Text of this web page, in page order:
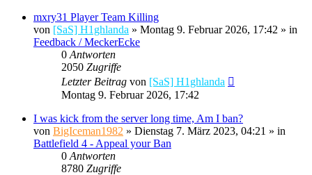
mxry31 Player Team Killing
von [SaS] H1ghlanda » Montag 9. Februar 2026, 17:42 » in
Feedback / MeckerEcke
0 Antworten
2050 Zugriffe
Letzter Beitrag von [SaS] H1ghlanda
Montag 9. Februar 2026, 17:42
I was kick from the server long time, Am I ban?
von BigIceman1982 » Dienstag 7. März 2023, 04:21 » in
Battlefield 4 - Appeal your Ban
0 Antworten
8780 Zugriffe